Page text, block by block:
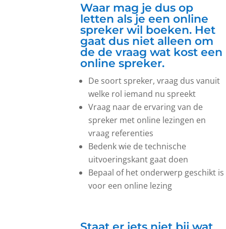
Waar mag je dus op
letten als je een online
spreker wil boeken. Het
gaat dus niet alleen om
de de vraag wat kost een
online spreker.
De soort spreker, vraag dus vanuit
welke rol iemand nu spreekt
Vraag naar de ervaring van de
spreker met online lezingen en
vraag referenties
Bedenk wie de technische
uitvoeringskant gaat doen
Bepaal of het onderwerp geschikt is
voor een online lezing